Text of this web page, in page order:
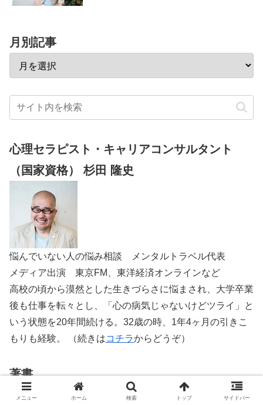
月別記事
心理セラピスト・キャリアコンサルタント
（国家資格） 杉田 隆史
悩んでいない人の悩み相談 メンタルトラベル代表
メディア出演 東京FM、東洋経済オンラインなど
高校の頃から漠然とした生きづらさに悩まされ、大学卒業
後も仕事を転々とし、「心の病気じゃないけどツライ」と
いう状態を20年間続ける。32歳の時、1年4ヶ月の引きこ
もりも経験。 （続きはコチラからどうぞ）
著書
「なんだか生きづらい」がスーッとなくなる本
メニュー ホーム 検索 トップ サイドバー